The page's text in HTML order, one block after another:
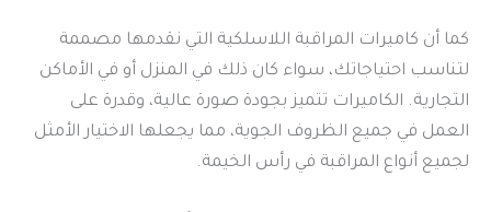
كما أن كاميرات المراقبة اللاسلكية التي نقدمها مصممة
لتناسب احتياجاتك، سواء كان ذلك في المنزل أو في الأماكن
التجارية. الكاميرات تتميز بجودة صورة عالية، وقدرة على
العمل في جميع الظروف الجوية، مما يجعلها الاختيار الأمثل
لجميع أنواع المراقبة في رأس الخيمة.